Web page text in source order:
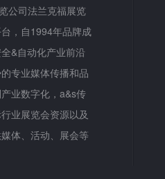
公司法兰克福展览
，自1994年品牌成
&自动化产业前沿
专业媒体传播和品
业数字化，a&s传
业展览会资源以及
体、活动、展会等